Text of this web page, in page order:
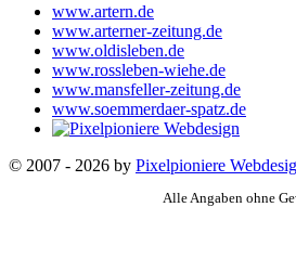
www.artern.de
www.arterner-zeitung.de
www.oldisleben.de
www.rossleben-wiehe.de
www.mansfeller-zeitung.de
www.soemmerdaer-spatz.de
© 2007 - 2026 by Pixelpioniere
Alle Angaben ohne